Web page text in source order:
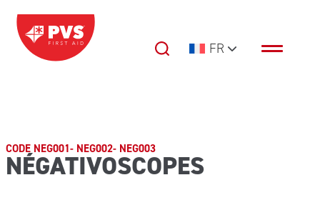
Passer au contenu
Navigation principale FR
CODE NEG001- NEG002- NEG003
NÉGATIVOSCOPES